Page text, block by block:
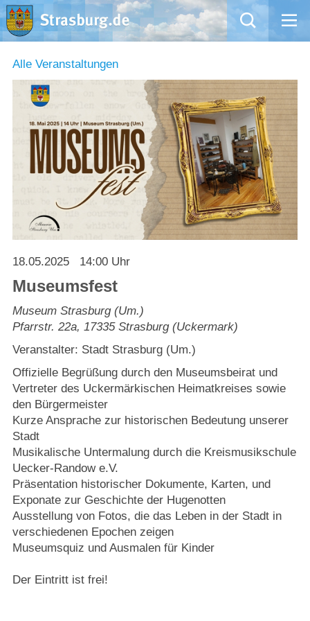
Mängelmeldung
Aktuelles
Rathaus
Natur – Kultur – Tourismus
Wirtschaft
Kommentarrichtlinien und Netiquette für unsere Social Media-Kanäle
Willkommen in Strasburg (Uckermark)
Strasburger Ehrenamtspreis „SBG“
Welcome to Strasburg (Uckermark)
Ласкаво просимо до Штрасбурга (Уккермарк)
مرحبًا بكم في شتراسبورغ (أوكرمارك)
Bine ați venit în Strasburg (Uckermark)
Online-Bewerbungen
Sprache/Language
Alle Veranstaltungen
18.05.2025 14:00 Uhr
Museumsfest
Museum Strasburg (Um.)
Pfarrstr. 22a,17335 Strasburg (Uckermark)
Veranstalter: Stadt Strasburg (Um.)
Offizielle Begrüßung durch den Museumsbeirat und
Vertreter des Uckermärkischen Heimatkreises sowie
den Bürgermeister
Kurze Ansprache zur historischen Bedeutung unserer
Stadt
Musikalische Untermalung durch die Kreismusikschule
Uecker-Randow e.V.
Präsentation historischer Dokumente, Karten, und
Exponate zur Geschichte der Hugenotten
Ausstellung von Fotos, die das Leben in der Stadt in
verschiedenen Epochen zeigen
Museumsquiz und Ausmalen für Kinder
Der Eintritt ist frei!